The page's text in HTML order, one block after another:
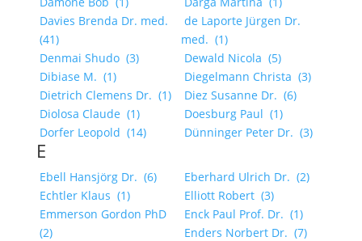
Davies Brenda Dr. med.
(41)
de Laporte Jürgen Dr.
med. (1)
Denmai Shudo (3) Dewald Nicola (5)
Dibiase M. (1) Diegelmann Christa (3)
Dietrich Clemens Dr. (1) Diez Susanne Dr. (6)
Diolosa Claude (1) Doesburg Paul (1)
Dorfer Leopold (14) Dünninger Peter Dr. (3)
E
Ebell Hansjörg Dr. (6) Eberhard Ulrich Dr. (2)
Echtler Klaus (1) Elliott Robert (3)
Emmerson Gordon PhD
(2)
Enck Paul Prof. Dr. (1)
Enders Norbert Dr. (7)